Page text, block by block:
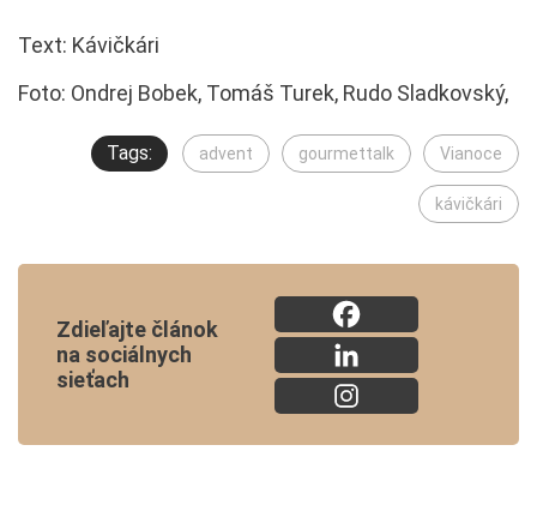
Text: Kávičkári
Foto: Ondrej Bobek, Tomáš Turek, Rudo Sladkovský,
Tags: advent gourmettalk Vianoce
kávičkári
Zdieľajte článok
na sociálnych
sieťach